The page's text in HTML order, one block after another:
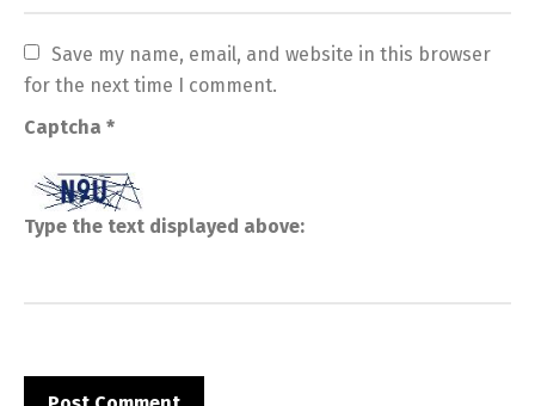
Save my name, email, and website in this browser
for the next time I comment.
Captcha *
Type the text displayed above: